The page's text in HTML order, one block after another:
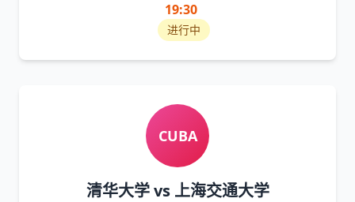
19:30
进行中
CUBA
清华大学 vs 上海交通大学